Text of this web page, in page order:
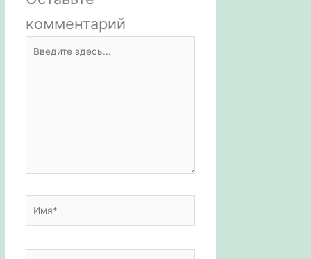
комментарий
здесь...